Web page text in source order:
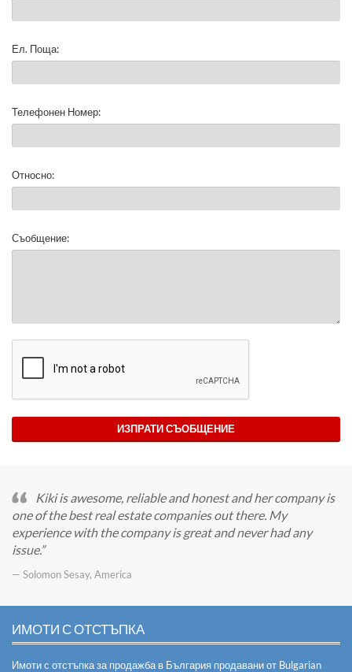
Ел. Поща:
Телефонен Номер:
Относно:
Съобщение:
ИЗПРАТИ СЪОБЩЕНИЕ
Kiki is awesome, reliable and honest and her company is
one of the best real estate companies out there. My
experience with the company is great and never had any
issue.
— Solomon Sesay, America
ИМОТИ С ОТСТЪПКА
Имоти с отстъпка за продажба в България продавани от Bulgarian